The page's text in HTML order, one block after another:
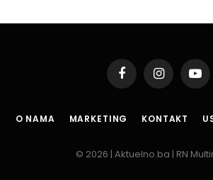
FacebookInstagram
O NAMA MARKETING KONTAKT
© 2026 | Aktuelno.ba | RN